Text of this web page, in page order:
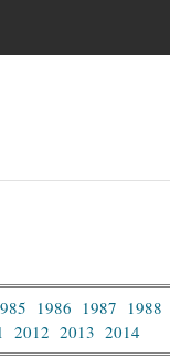
1986 1987 1988
2012 2013 2014